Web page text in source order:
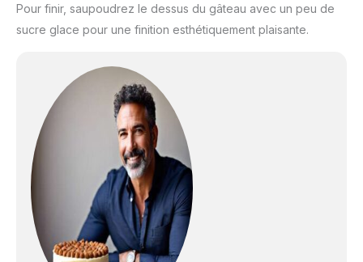
Pour finir, saupoudrez le dessus du gâteau avec un peu de
sucre glace pour une finition esthétiquement plaisante.